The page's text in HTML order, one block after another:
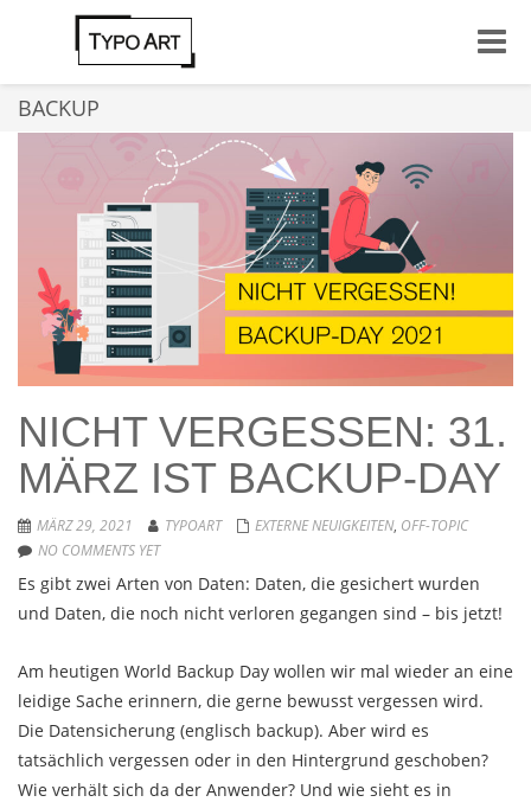
Toggle
BACKUP
NICHT VERGESSEN: 31.
MÄRZ IST BACKUP-DAY
MÄRZ 29, 2021 TYPOART EXTERNE NEUIGKEITEN, OFF-TOPIC
NO COMMENTS YET
Es gibt zwei Arten von Daten: Daten, die gesichert wurden
und Daten, die noch nicht verloren gegangen sind – bis jetzt!
Am heutigen World Backup Day wollen wir mal wieder an eine
leidige Sache erinnern, die gerne bewusst vergessen wird.
Die Datensicherung (englisch backup). Aber wird es
tatsächlich vergessen oder in den Hintergrund geschoben?
Wie verhält sich da der Anwender? Und wie sieht es in